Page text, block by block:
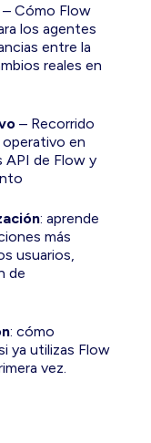
– Cómo Flow
los agentes
entre la
reales en
– Recorrido
operativo en
API de Flow y
: aprende
más
usuarios,
de
: cómo
ya utilizas Flow
vez.